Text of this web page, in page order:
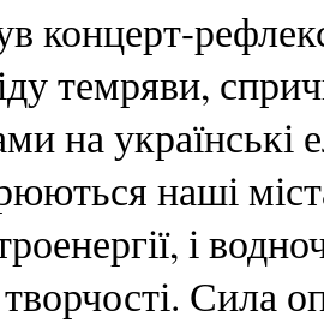
концерт-
темряви,
на українські
наші
і
Сила